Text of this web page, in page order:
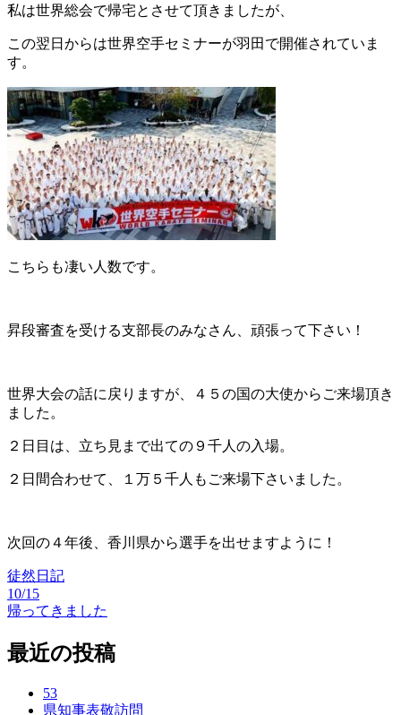
私は世界総会で帰宅とさせて頂きましたが、
この翌日からは世界空手セミナーが羽田で開催されていま
す。
こちらも凄い人数です。
昇段審査を受ける支部長のみなさん、頑張って下さい！
世界大会の話に戻りますが、４５の国の大使からご来場頂き
ました。
２日目は、立ち見まで出ての９千人の入場。
２日間合わせて、１万５千人もご来場下さいました。
次回の４年後、香川県から選手を出せますように！
徒然日記
投
ナ
10/15
帰ってきました
最近の投稿
53
県知事表敬訪問